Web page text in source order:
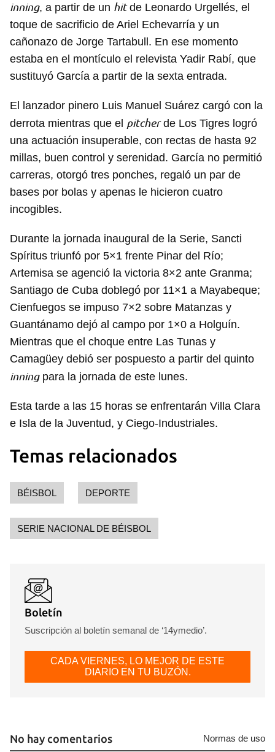
inning, a partir de un hitde Leonardo Urgellés, el
toque de sacrificio de Ariel Echevarría y un
cañonazo de Jorge Tartabull. En ese momento
estaba en el montículo el relevista Yadir Rabí, que
sustituyó García a partir de la sexta entrada.
El lanzador pinero Luis Manuel Suárez cargó con la
derrota mientras que el pitcherde Los Tigres logró
una actuación insuperable, con rectas de hasta 92
millas, buen control y serenidad. García no permitió
carreras, otorgó tres ponches, regaló un par de
bases por bolas y apenas le hicieron cuatro
incogibles.
Durante la jornada inaugural de la Serie, Sancti
Spíritus triunfó por 5×1 frente Pinar del Río;
Artemisa se agenció la victoria 8×2 ante Granma;
Santiago de Cuba doblegó por 11×1 a Mayabeque;
Cienfuegos se impuso 7×2 sobre Matanzas y
Guantánamo dejó al campo por 1×0 a Holguín.
Mientras que el choque entre Las Tunas y
Camagüey debió ser pospuesto a partir del quinto
inningpara la jornada de este lunes.
Esta tarde a las 15 horas se enfrentarán Villa Clara
e Isla de la Juventud, y Ciego-Industriales.
Temas relacionados
BÉISBOL DEPORTE
SERIE NACIONAL DE BÉISBOL
Boletín
Suscripción al boletín semanal de ‘14ymedio’.
CADA VIERNES, LO MEJOR DE ESTE
DIARIO EN TU BUZÓN.
No hay comentarios Normas de uso